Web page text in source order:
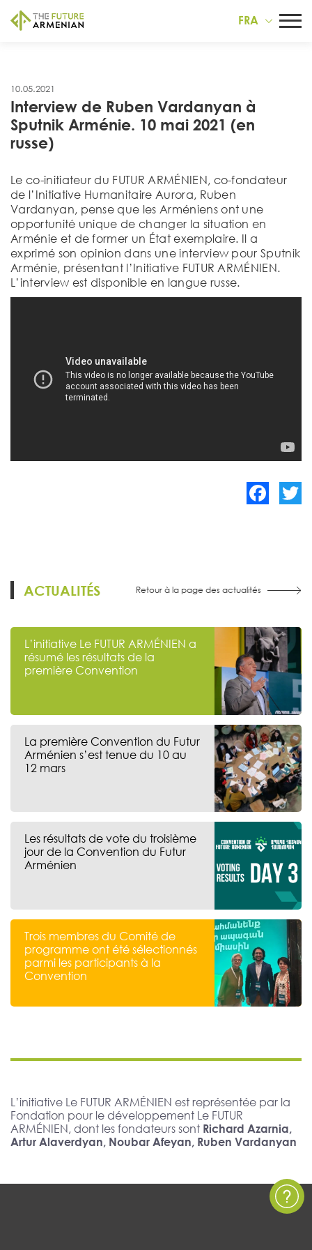
FRA
10.05.2021
Interview de Ruben Vardanyan à
Sputnik Arménie. 10 mai 2021 (en
russe)
Le co-initiateur du FUTUR ARMÉNIEN, co-fondateur
de l’Initiative Humanitaire Aurora, Ruben
Vardanyan, pense que les Arméniens ont une
opportunité unique de changer la situation en
Arménie et de former un État exemplaire. Il a
exprimé son opinion dans une interview pour Sputnik
Arménie, présentant l’Initiative FUTUR ARMÉNIEN.
L’interview est disponible en langue russe.
ACTUALITÉS Retour à la page des actualités
L’initiative Le FUTUR ARMÉNIEN a
résumé les résultats de la
première Convention
La première Convention du Futur
Arménien s’est tenue du 10 au
12 mars
Les résultats de vote du troisième
jour de la Convention du Futur
Arménien
Trois membres du Comité de
programme ont été sélectionnés
parmi les participants à la
Convention
L’initiative Le FUTUR ARMÉNIEN est représentée par la
Fondation pour le développement Le FUTUR
ARMÉNIEN, dont les fondateurs sont Richard Azarnia,
Artur Alaverdyan, Noubar Afeyan, Ruben Vardanyan